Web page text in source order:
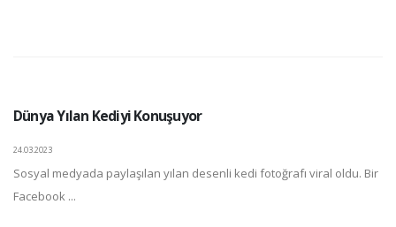
Dünya Yılan Kediyi Konuşuyor
24.03.2023
Sosyal medyada paylaşılan yılan desenli kedi fotoğrafı viral oldu. Bir
Facebook ...